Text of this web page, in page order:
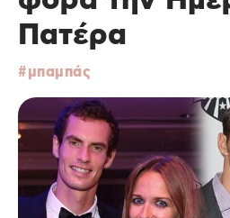
Πατέρα
μπαμπάς